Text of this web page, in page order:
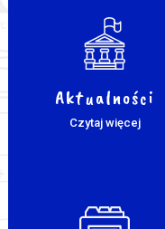
Aktualności
Czytaj więcej